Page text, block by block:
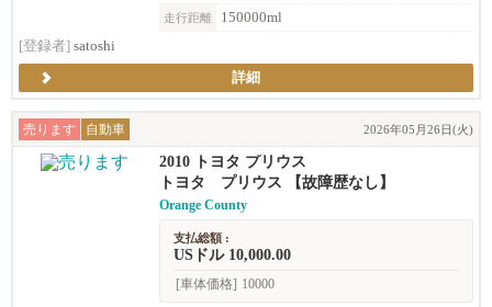
走行距離
150000ml
[登録者] satoshi
詳細
売ります 自動車 2026年05月26日(火)
2010 トヨタ プリウス
トヨタ プリウス 【故障歴なし】
Orange County
支払総額 :
USドル 10,000.00
[車体価格] 10000